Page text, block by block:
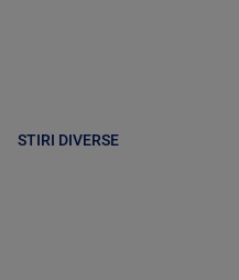
STIRI DIVERSE